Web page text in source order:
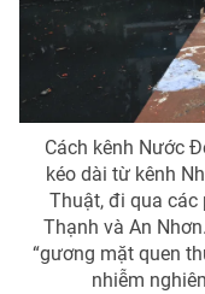
® Cấm sao chép dưới
thuận bằng văn bản.
thông tin từ website
Cách kênh Nước
kéo dài từ kênh
Thuật, đi qua các
Thạnh và An
“gương mặt quen
nhiễm